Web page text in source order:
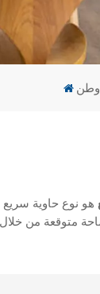
وطن
هو نوع حاوية سريع
متوقعة من خلال